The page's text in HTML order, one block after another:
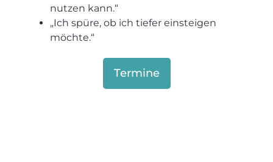
nutzen kann.“
„Ich spüre, ob ich tiefer einsteigen
möchte.“
Termine